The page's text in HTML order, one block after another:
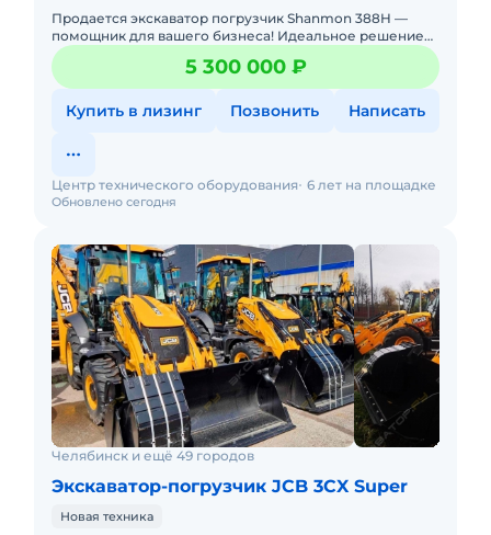
Продается экскаватор погрузчик Shanmon 388H —
помощник для вашего бизнеса! Идеальное решение
для строительства, сельского хозяйства,
коммунального и дорож5 300 000 ₽
Купить в лизинг Позвонить Написать
Обновлено сегодня
Центр технического оборудования 6 лет на площадке
Челябинск и ещё 49 городов
Экскаватор-погрузчик JCB 3CX Super
Новая техника